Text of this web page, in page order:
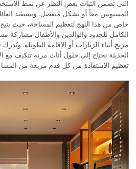
التي تضمن الثبات بغض النظر عن نمط
المستويين معاً أو بشكل منفصل. وتستفيد
خاص من هذا النهج لتعظيم المساحة، حيث
الكامل للجدود والوالدين والأطفال مشاركة
مريح أثناء الزيارات أو الإقامة الطويلة.
الحديثة تحتاج إلى حلول أثاث مرنة تتكيف مع
تعظيم الاستفادة من كل قدم مربعة من